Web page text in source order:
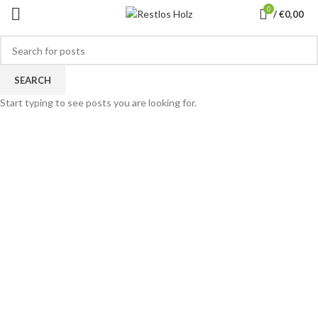
0 /€0,00
SOLD
OUT
SEARCH
Start typing to see posts you are looking for.